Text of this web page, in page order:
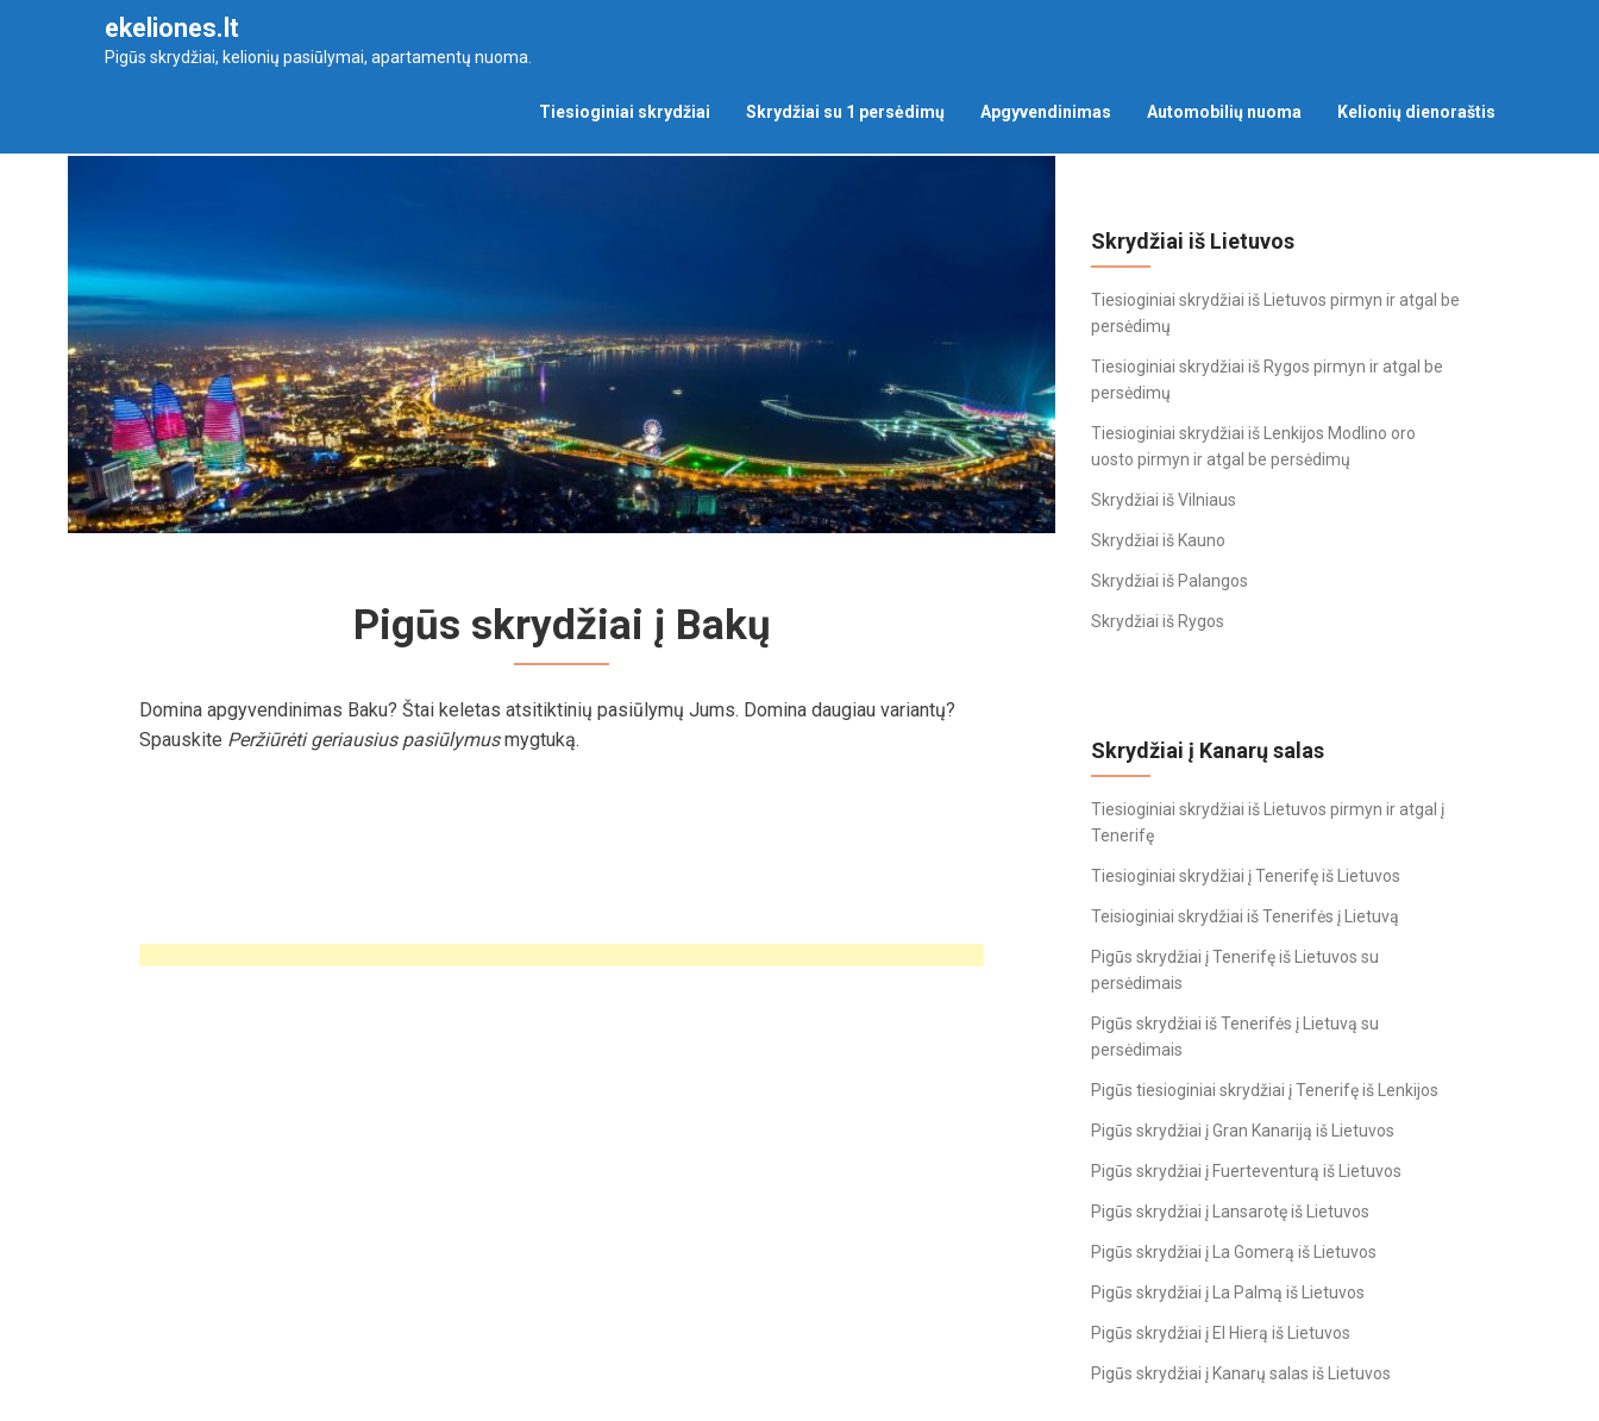
ekeliones.lt
Pigūs skrydžiai, kelionių pasiūlymai, apartamentų nuoma.
Tiesioginiai skrydžiai Skrydžiai su 1 persėdimų Apgyvendinimas Automobilių nuoma Kelionių dienoraštis
Pigūs skrydžiai į Bakų
Domina apgyvendinimas Baku? Štai keletas atsitiktinių pasiūlymų Jums. Domina daugiau variantų?
Spauskite Peržiūrėti geriausius pasiūlymusmygtuką.
Skrydžiai iš Lietuvos
Tiesioginiai skrydžiai iš Lietuvos pirmyn ir atgal be
persėdimų
Tiesioginiai skrydžiai iš Rygos pirmyn ir atgal be
persėdimų
Tiesioginiai skrydžiai iš Lenkijos Modlino oro
uosto pirmyn ir atgal be persėdimų
Skrydžiai iš Vilniaus
Skrydžiai iš Kauno
Skrydžiai iš Palangos
Skrydžiai iš Rygos
Skrydžiai į Kanarų salas
Tiesioginiai skrydžiai iš Lietuvos pirmyn ir atgal į
Tenerifę
Tiesioginiai skrydžiai į Tenerifę iš Lietuvos
Teisioginiai skrydžiai iš Tenerifės į Lietuvą
Pigūs skrydžiai į Tenerifę iš Lietuvos su
persėdimais
Pigūs skrydžiai iš Tenerifės į Lietuvą su
persėdimais
Pigūs tiesioginiai skrydžiai į Tenerifę iš Lenkijos
Pigūs skrydžiai į Gran Kanariją iš Lietuvos
Pigūs skrydžiai į Fuerteventurą iš Lietuvos
Pigūs skrydžiai į Lansarotę iš Lietuvos
Pigūs skrydžiai į La Gomerą iš Lietuvos
Pigūs skrydžiai į La Palmą iš Lietuvos
Pigūs skrydžiai į El Hierą iš Lietuvos
Pigūs skrydžiai į Kanarų salas iš Lietuvos